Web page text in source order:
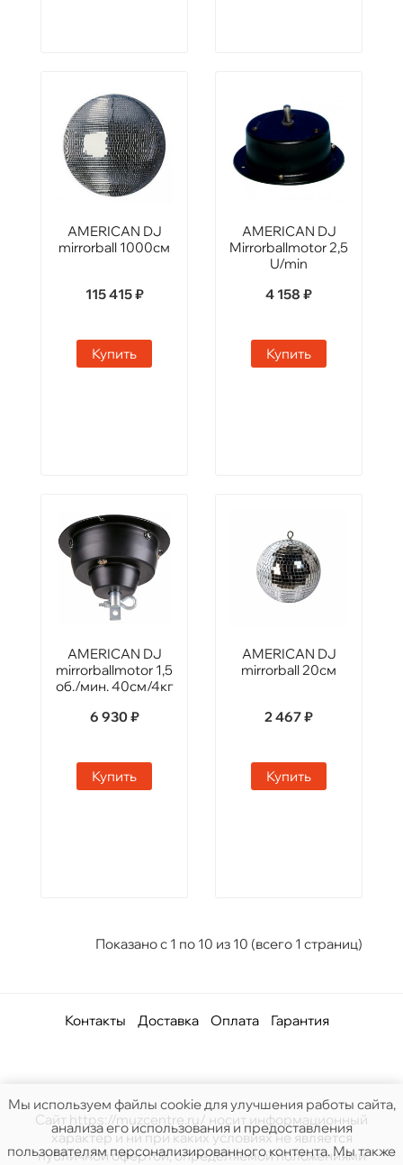
AMERICAN DJ
mirrorball 1000см
115 415 ₽
Купить
AMERICAN DJ
Mirrorballmotor 2,5
U/min
4 158 ₽
Купить
AMERICAN DJ
mirrorballmotor 1,5
об./мин. 40см/4кг
6 930 ₽
Купить
AMERICAN DJ
mirrorball 20см
2 467 ₽
Купить
Показано с 1 по 10 из 10 (всего 1 страниц)
Контакты Доставка Оплата Гарантия
Сайт https://muzcentre.ru/ носит информационный
характер и ни при каких условиях не является
публичной офертой, определяемой положениями
Мы используем файлы cookie для улучшения работы сайта,
анализа его использования и предоставления
пользователям персонализированного контента. Мы также